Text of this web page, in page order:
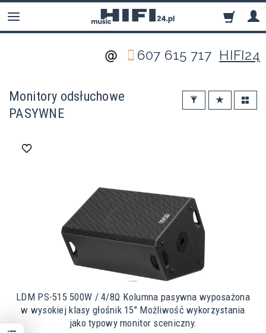
607 615 717 HIFI24
Monitory odsłuchowe
PASYWNE
LDM PS-515 500W / 4/8Ω Kolumna pasywna wyposażona
w wysokiej klasy głośnik 15" Możliwość wykorzystania
jako typowy monitor sceniczny.